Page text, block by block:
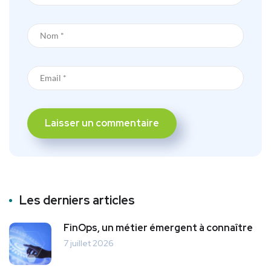
Les derniers articles
FinOps, un métier émergent à connaître
7 juillet 2026